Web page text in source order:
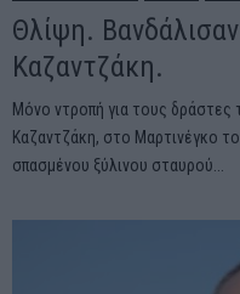
Θλίψη.
Καζαντζάκη.
Μόνο ντροπή για τους δράστες
Καζαντζάκη, στο Μαρτινέγκο
σπασμένου ξύλινου σταυρού...